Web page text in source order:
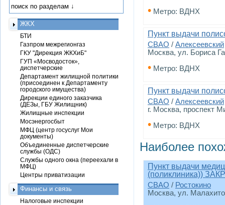
• Метро: ВДНХ
Пункт выдачи
СВАО / Алексеевский
Москва, ул. Бориса
• Метро: ВДНХ
Пункт выдачи
СВАО / Алексеевский
г. Москва, проспект
• Метро: ВДНХ
Наиболее
Пункт выдачи
(поликлиника))
СВАО / Ростокино
Москва, ул.
ЖКХ
БТИ
Газпром межрегионгаз
ГКУ "Дирекция ЖКХиБ"
ГУП «Мосводосток»,
диспетчерские
Департамент жилищной политики
(присоединен к Департаменту
городского имущества)
Дирекции единого заказчика
(ДЕЗы, ГБУ Жилищник)
Жилищные инспекции
Мосэнергосбыт
МФЦ (центр госуслуг Мои
документы)
Объединенные диспетчерские
службы (ОДС)
Службы одного окна (переехали в
МФЦ)
Центры приватизации
Финансы и связь
Налоговые инспекции